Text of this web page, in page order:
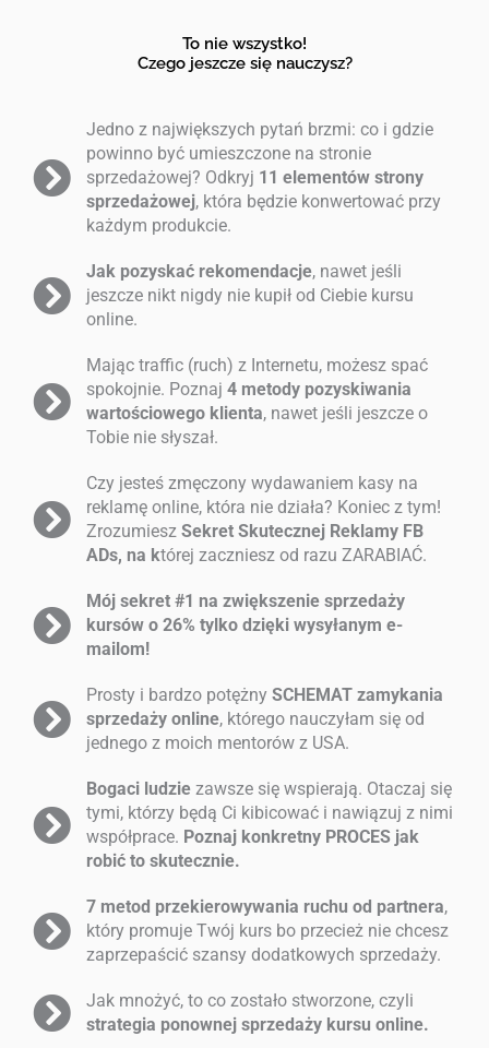
To nie wszystko!
Czego jeszcze się nauczysz?
Jedno z największych pytań brzmi: co i gdzie
powinno być umieszczone na stronie
sprzedażowej? Odkryj 11 elementów strony
sprzedażowej, która będzie konwertować przy
każdym produkcie.
Jak pozyskać rekomendacje, nawet jeśli
jeszcze nikt nigdy nie kupił od Ciebie kursu
online.
Mając traffic (ruch) z Internetu, możesz spać
spokojnie. Poznaj 4 metody pozyskiwania
wartościowego klienta, nawet jeśli jeszcze o
Tobie nie słyszał.
Czy jesteś zmęczony wydawaniem kasy na
reklamę online, która nie działa? Koniec z tym!
Zrozumiesz Sekret Skutecznej Reklamy FB
ADs, na której zaczniesz od razu ZARABIAĆ.
Mój sekret #1 na zwiększenie sprzedaży
kursów o 26% tylko dzięki wysyłanym e-
mailom!
Prosty i bardzo potężny SCHEMAT zamykania
sprzedaży online, którego nauczyłam się od
jednego z moich mentorów z USA.
Bogaci ludziezawsze się wspierają. Otaczaj się
tymi, którzy będą Ci kibicować i nawiązuj z nimi
współprace. Poznaj konkretny PROCES jak
robić to skutecznie.
7 metod przekierowywania ruchu od partnera,
który promuje Twój kurs bo przecież nie chcesz
zaprzepaścić szansy dodatkowych sprzedaży.
Jak mnożyć, to co zostało stworzone, czyli
strategia ponownej sprzedaży kursu online.